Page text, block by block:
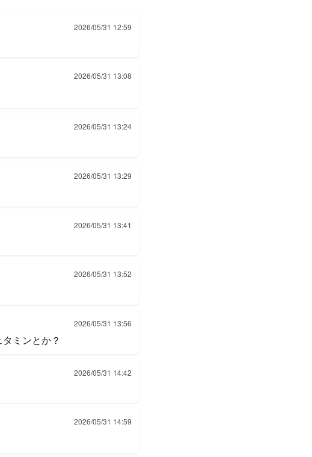
2026/05/31 12:59
2026/05/31 13:08
2026/05/31 13:24
2026/05/31 13:29
2026/05/31 13:41
2026/05/31 13:52
2026/05/31 13:56
ミンとか？
2026/05/31 14:42
2026/05/31 14:59